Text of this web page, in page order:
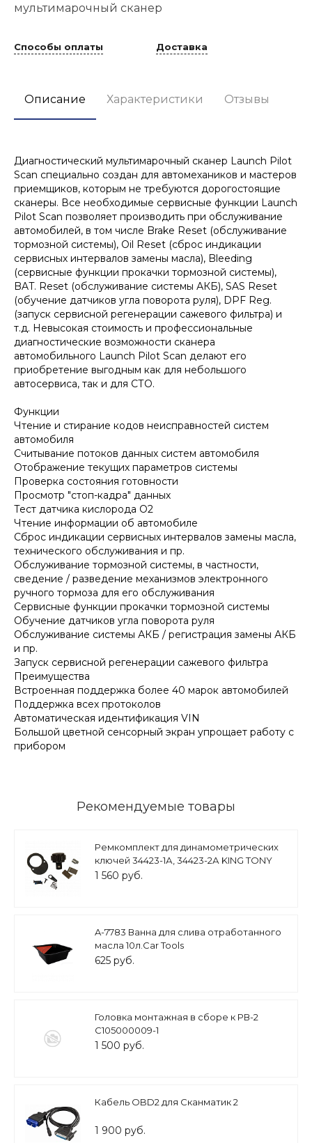
мультимарочный сканер
Способы оплаты Доставка
Описание Характеристики Отзывы
Диагностический мультимарочный сканер Launch Pilot
Scan специально создан для автомехаников и мастеров
приемщиков, которым не требуются дорогостоящие
сканеры. Все необходимые сервисные функции Launch
Pilot Scan позволяет производить при обслуживание
автомобилей, в том числе Brake Reset (обслуживание
тормозной системы), Oil Reset (сброс индикации
сервисных интервалов замены масла), Bleeding
(сервисные функции прокачки тормозной системы),
BAT. Reset (обслуживание системы АКБ), SAS Reset
(обучение датчиков угла поворота руля), DPF Reg.
(запуск сервисной регенерации сажевого фильтра) и
т.д. Невысокая стоимость и профессиональные
диагностические возможности сканера
автомобильного Launch Pilot Scan делают его
приобретение выгодным как для небольшого
автосервиса, так и для СТО.
Функции
Чтение и стирание кодов неисправностей систем
автомобиля
Считывание потоков данных систем автомобиля
Отображение текущих параметров системы
Проверка состояния готовности
Просмотр "стоп-кадра" данных
Тест датчика кислорода O2
Чтение информации об автомобиле
Сброс индикации сервисных интервалов замены масла,
технического обслуживания и пр.
Обслуживание тормозной системы, в частности,
сведение / разведение механизмов электронного
ручного тормоза для его обслуживания
Сервисные функции прокачки тормозной системы
Обучение датчиков угла поворота руля
Обслуживание системы АКБ / регистрация замены АКБ
и пр.
Запуск сервисной регенерации сажевого фильтра
Преимущества
Встроенная поддержка более 40 марок автомобилей
Поддержка всех протоколов
Автоматическая идентификация VIN
Большой цветной сенсорный экран упрощает работу с
прибором
Рекомендуемые товары
Ремкомплект для динамометрических
ключей 34423-1А, 34423-2А KING TONY
34423-3DK
1 560 руб.
A-7783 Ванна для слива отработанного
масла 10л.Car Tools
625 руб.
Головка монтажная в сборе к РВ-2
C105000009-1
1 500 руб.
Кабель OBD2 для Сканматик 2
1 900 руб.